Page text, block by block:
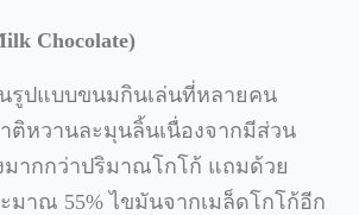
Chocolate)
รูปแบบขนมกินเล่นที่หลายคน
ติหวานละมุนลิ้นเนื่องจากมีส่วน
ากกว่าปริมาณโกโก้ แถมด้วย
มาณ 55%ไขมันจากเมล็ดโกโก้อีก